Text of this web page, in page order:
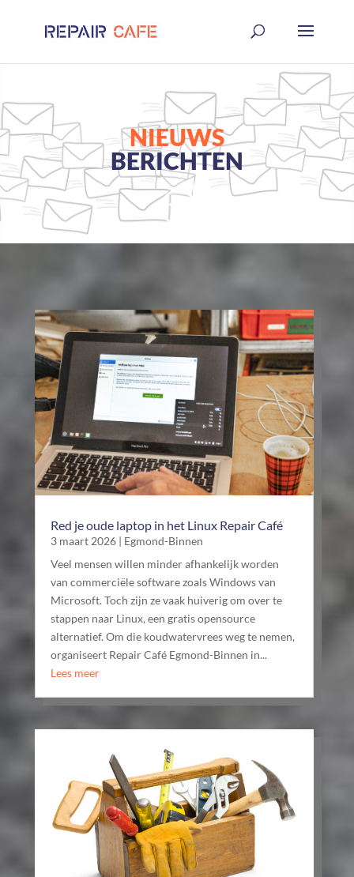
NIEUWS
BERICHTEN
;
Red je oude laptop in het Linux Repair Café
3 maart 2026 | Egmond-Binnen
Veel mensen willen minder afhankelijk worden
van commerciële software zoals Windows van
Microsoft. Toch zijn ze vaak huiverig om over te
stappen naar Linux, een gratis opensource
alternatief. Om die koudwatervrees weg te nemen,
organiseert Repair Café Egmond-Binnen in...
Lees meer